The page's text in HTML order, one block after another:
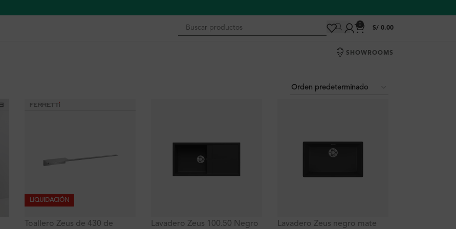
0
S/ 0.00
SHOWROOMS
LIQUIDACIÓN
Toallero Zeus de 430 de
Lavadero Zeus 100.50 Negro
Lavadero Zeus negro mate